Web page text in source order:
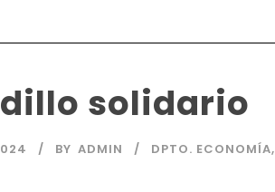
solidario
BY ADMIN DPTO. ECONOMÍA,